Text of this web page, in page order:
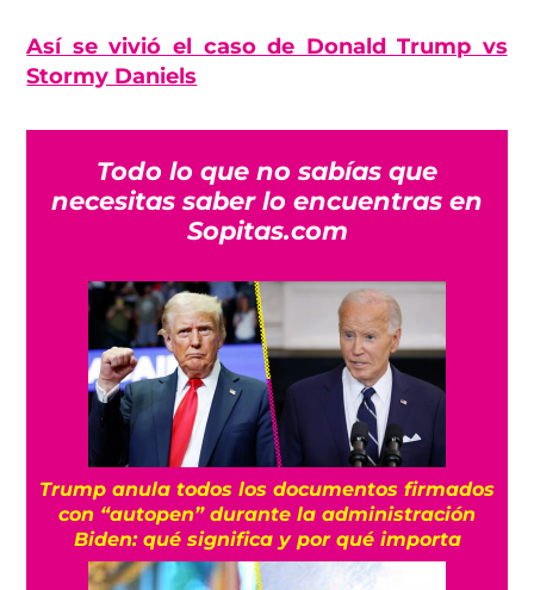
Así se vivió el caso de Donald Trump vs
Stormy Daniels
Todo lo que no sabías que
necesitas saber lo encuentras en
Sopitas.com
Trump anula todos los documentos firmados
con “autopen” durante la administración
Biden: qué significa y por qué importa